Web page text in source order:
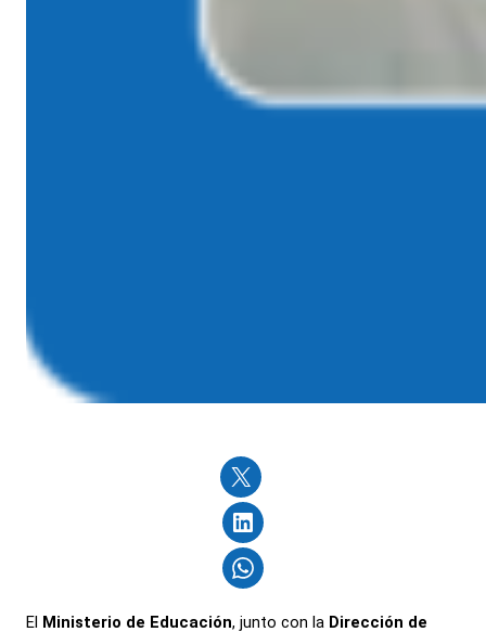
El Ministerio de Educación, junto con la Dirección de